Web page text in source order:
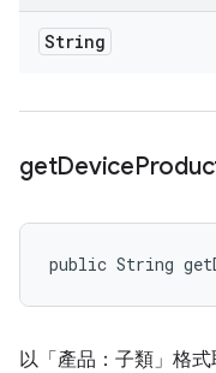
String
getDevice
public String
以「產品：子類」格式